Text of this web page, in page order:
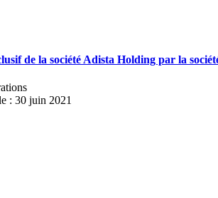
de la société Adista Holding par la
: 30 juin 2021